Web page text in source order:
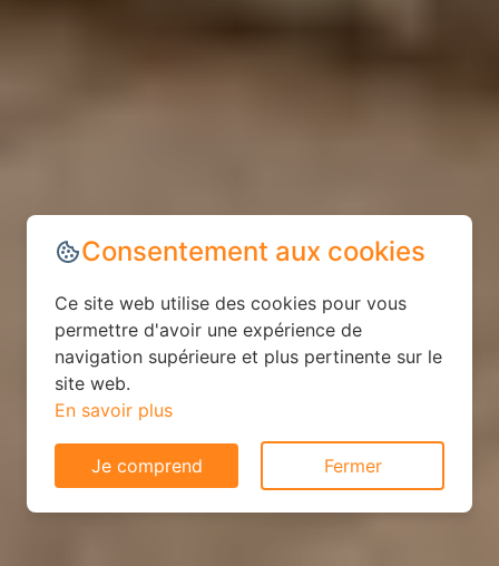
Consentement aux cookies
Ce site web utilise des cookies pour vous
permettre d'avoir une expérience de
navigation supérieure et plus pertinente sur le
site web.
En savoir plus
Je comprend Fermer